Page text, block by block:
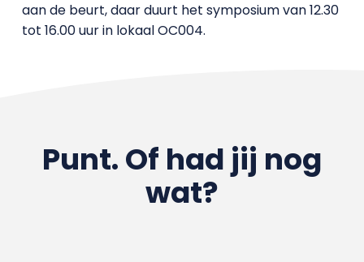
aan de beurt, daar duurt het symposium van 12.30
tot 16.00 uur in lokaal OC004.
Punt. Of had jij nog
wat?